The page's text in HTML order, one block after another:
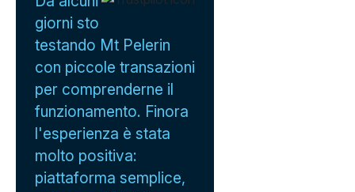
giorni sto
testando Mt Pelerin
con piccole transazioni
per comprenderne il
funzionamento. Finora
l'esperienza è stata
molto positiva:
piattaforma semplice,